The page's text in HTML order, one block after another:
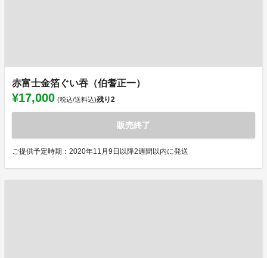
赤富士金箔ぐい吞（伯耆正一）
¥17,000 (税込/送料込)残り2
販売終了
ご提供予定時期：2020年11月9日以降2週間以内に発送